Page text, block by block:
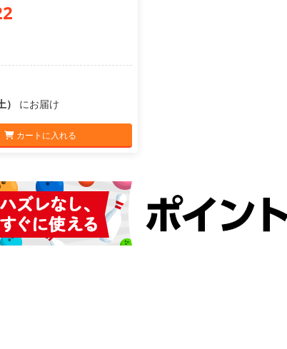
） にお届け
カートに入れる